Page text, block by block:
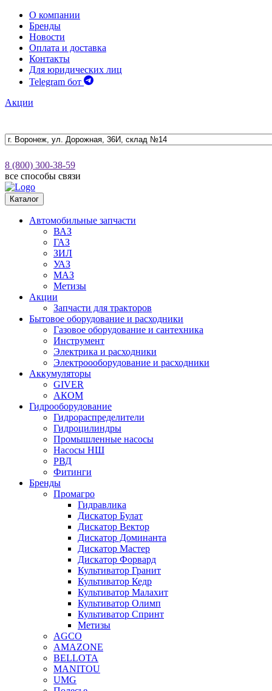
О компании
Бренды
Новости
Оплата и доставка
Контакты
Для юридических лиц
Telegram бот
Акции
8 (800) 300-38-59
все способы связи
Каталог
Автомобильные запчасти
ВАЗ
ГАЗ
ЗИЛ
УАЗ
МАЗ
Метизы
Акции
Запчасти для тракторов
Бытовое оборудование и расходники
Газовое оборудование и сантехника
Инструмент
Электрика и расходники
Электроооборудование и расходники
Аккумуляторы
GIVER
АКОМ
Гидрооборудование
Гидрораспределители
Гидроцилиндры
Промышленные насосы
Насосы НШ
РВД
Фитинги
Бренды
Промагро
Гидравлика
Дискатор Булат
Дискатор Вектор
Дискатор Доминанта
Дискатор Мастер
Дискатор Форвард
Культиватор Гранит
Культиватор Кедр
Культиватор Малахит
Культиватор Олимп
Культиватор Спринт
Метизы
AGCO
AMAZONE
BELLOTA
MANITOU
UMG